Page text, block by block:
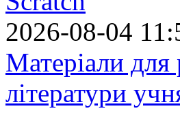
2026-08-04
Матеріали для
літератури